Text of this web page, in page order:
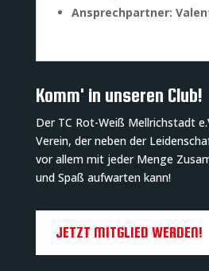
Ansprechpartner:
Komm' in unseren Club!
Der TC Rot-Weiß Mellrichstadt
Verein, der neben der
vor allem mit jeder Menge
und Spaß aufwarten kann!
JETZT MITGLIED WERDEN!